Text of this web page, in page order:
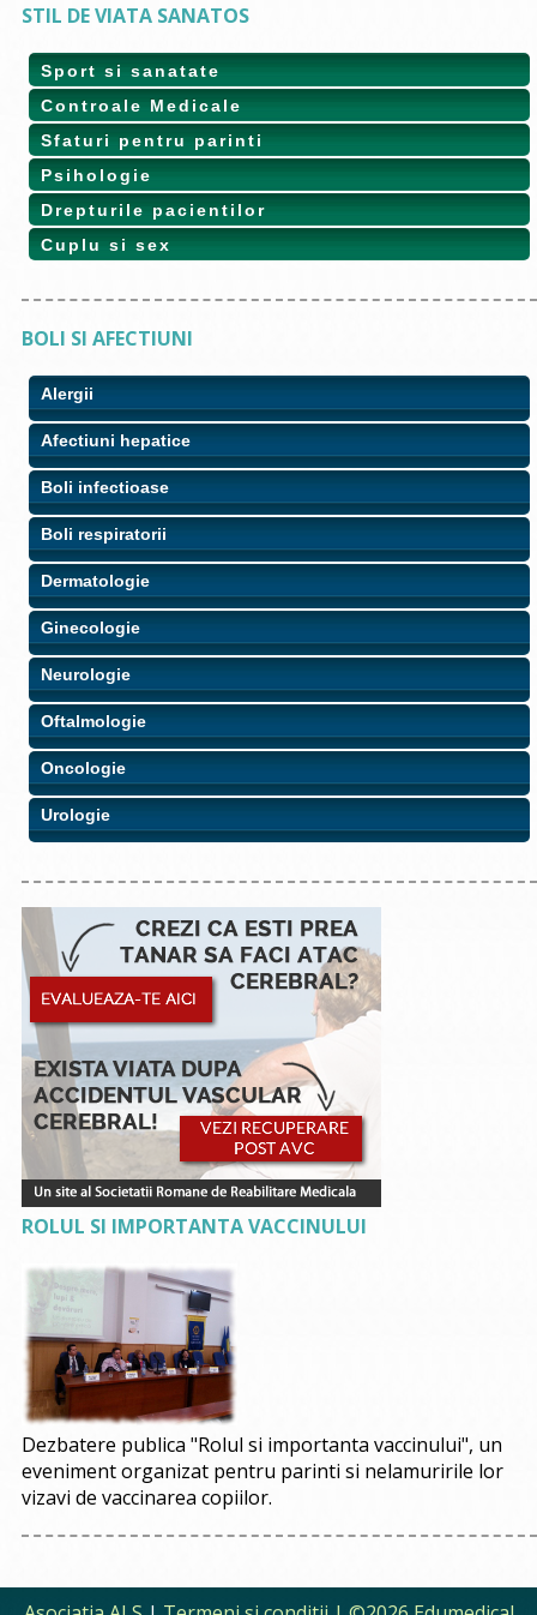
STIL DE VIATA SANATOS
Sport si sanatate
Controale Medicale
Sfaturi pentru parinti
Psihologie
Drepturile pacientilor
Cuplu si sex
BOLI SI AFECTIUNI
Alergii
Afectiuni hepatice
Boli infectioase
Boli respiratorii
Dermatologie
Ginecologie
Neurologie
Oftalmologie
Oncologie
Urologie
ROLUL SI IMPORTANTA VACCINULUI
Dezbatere publica "Rolul si importanta vaccinului", un
eveniment organizat pentru parinti si nelamuririle lor
vizavi de vaccinarea copiilor.